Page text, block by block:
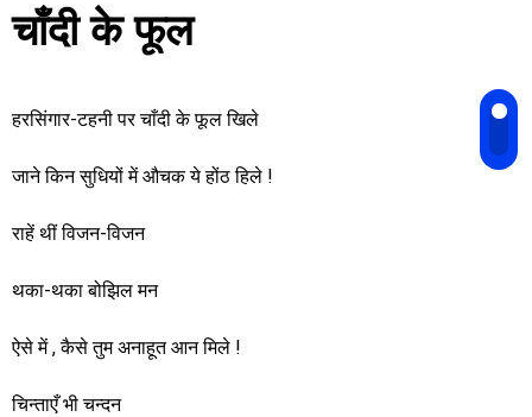
चाँदी के फूल
हरसिंगार-टहनी पर चाँदी के फूल खिले
जाने किन सुधियों में औचक ये होंठ हिले !
राहें थीं विजन-विजन
थका-थका बोझिल मन
ऐसे में , कैसे तुम अनाहूत आन मिले !
चिन्ताएँ भी चन्दन